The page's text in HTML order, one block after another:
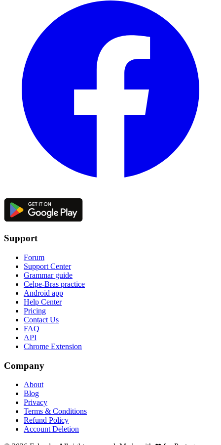
Support
Forum
Support Center
Grammar guide
Celpe-Bras practice
Android app
Help Center
Pricing
Contact Us
FAQ
API
Chrome Extension
Company
About
Blog
Privacy
Terms & Conditions
Refund Policy
Account Deletion